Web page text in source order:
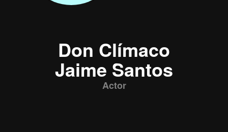
Don Clímaco
Jaime Santos
Actor